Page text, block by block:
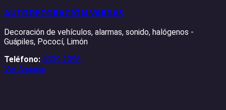
AUTODECORACIÓN VARGAS
Decoración de vehículos, alarmas, sonido, halógenos -
Guápiles, Pococí, Limón
Teléfono: 8339 2096
Ver Anuncio